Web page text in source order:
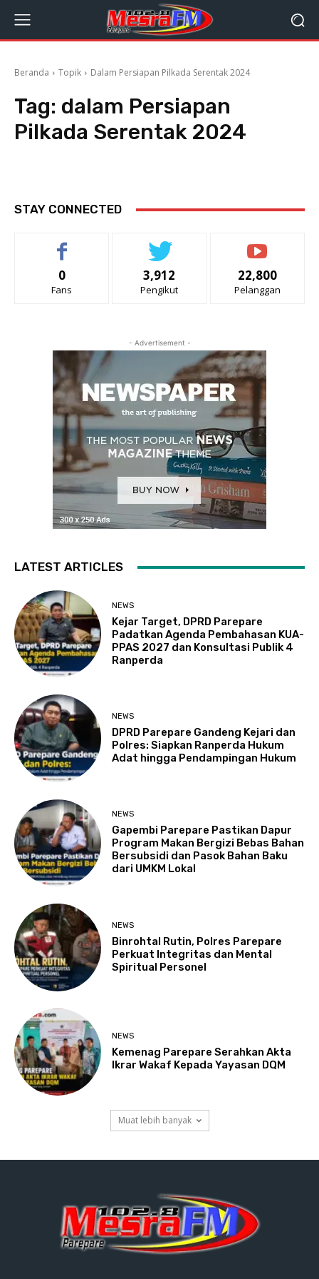
Beranda Topik Dalam Persiapan Pilkada Serentak 2024
Tag: dalam Persiapan
Pilkada Serentak 2024
STAY CONNECTED
0
Fans
3,912
Pengikut
22,800
Pelanggan
- Advertisement -
LATEST ARTICLES
NEWS
Kejar Target, DPRD Parepare
Padatkan Agenda Pembahasan KUA-
PPAS 2027 dan Konsultasi Publik 4
Ranperda
NEWS
DPRD Parepare Gandeng Kejari dan
Polres: Siapkan Ranperda Hukum
Adat hingga Pendampingan Hukum
NEWS
Gapembi Parepare Pastikan Dapur
Program Makan Bergizi Bebas Bahan
Bersubsidi dan Pasok Bahan Baku
dari UMKM Lokal
NEWS
Binrohtal Rutin, Polres Parepare
Perkuat Integritas dan Mental
Spiritual Personel
NEWS
Kemenag Parepare Serahkan Akta
Ikrar Wakaf Kepada Yayasan DQM
Muat lebih banyak